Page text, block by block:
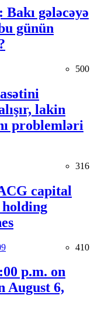
gələcəyə
günün
500
lakin
problemləri
316
capital
410
p.m. on
August 6,